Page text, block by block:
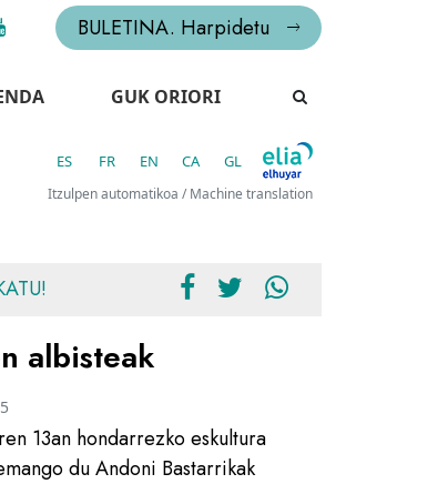
BULETINA. Harpidetu
GUK ORIORI
ES FR EN CA GL
Itzulpen automatikoa / Machine translation
albisteak
13an hondarrezko eskultura
du Andoni Bastarrikak